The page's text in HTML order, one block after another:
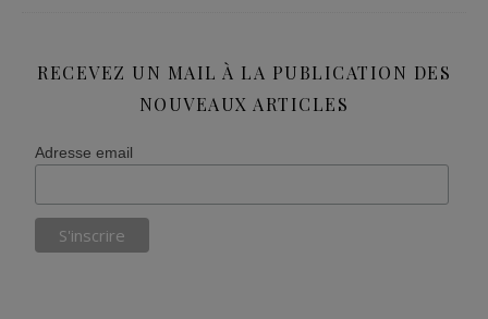
RECEVEZ UN MAIL À LA PUBLICATION DES
NOUVEAUX ARTICLES
Adresse email